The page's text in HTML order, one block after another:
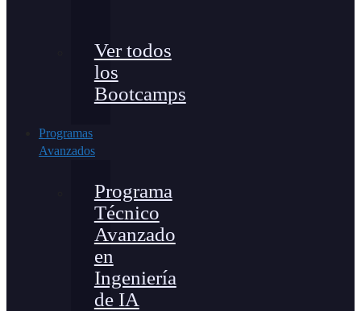
Ver todos
los
Bootcamps
Programas
Avanzados
Programa
Técnico
Avanzado
en
Ingeniería
de IA